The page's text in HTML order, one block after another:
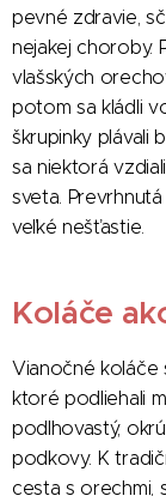
pevné zdravie,
nejakej choroby.
vlašských
potom sa kládli
škrupinky plávali
sa niektorá
sveta.
veľké nešťastie.
Koláče
Vianočné koláče
ktoré podliehali
podlhovastý,
podkovy. K
cesta s orechmi,